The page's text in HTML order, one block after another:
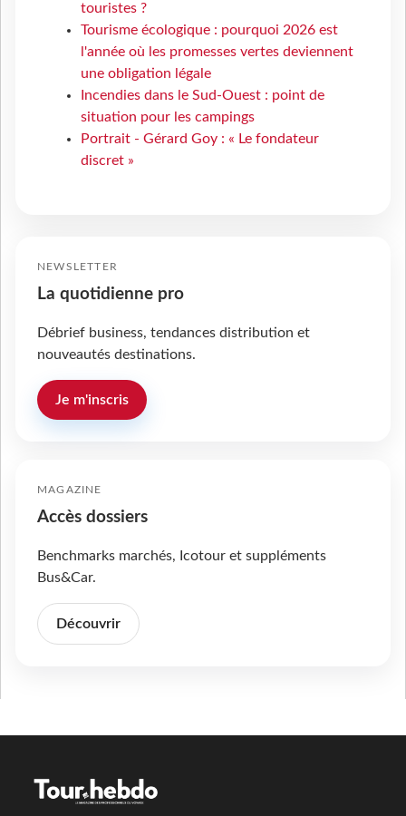
touristes ?
Tourisme écologique : pourquoi 2026 est
l'année où les promesses vertes deviennent
une obligation légale
Incendies dans le Sud-Ouest : point de
situation pour les campings
Portrait - Gérard Goy : « Le fondateur
discret »
NEWSLETTER
La quotidienne pro
Débrief business, tendances distribution et
nouveautés destinations.
Je m'inscris
MAGAZINE
Accès dossiers
Benchmarks marchés, Icotour et suppléments
Bus&Car.
Découvrir